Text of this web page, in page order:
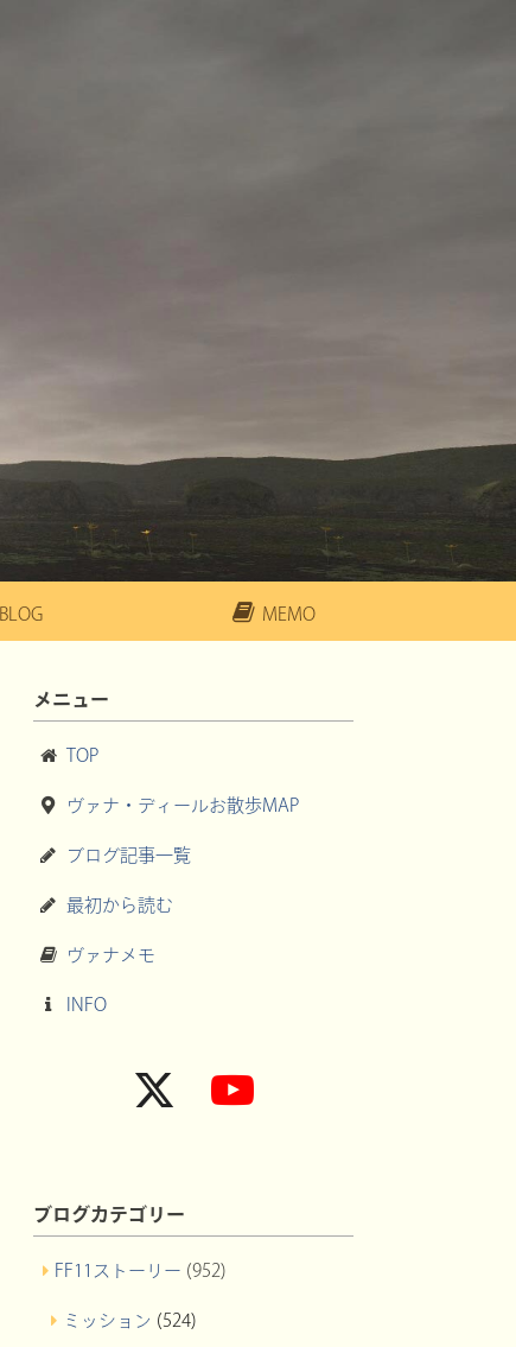
BLOG MEMO
メニュー
TOP
ヴァナ・ディールお散歩MAP
ブログ記事一覧
最初から読む
ヴァナメモ
INFO
ブログカテゴリー
FF11ストーリー (952)
ミッション (524)